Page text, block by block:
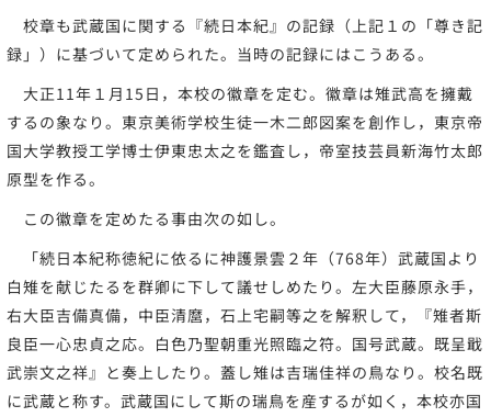
校章も武蔵国に関する『続日本紀』の記録（上記１の「尊き記
録」）に基づいて定められた。当時の記録にはこうある。
大正11年１月15日，本校の徽章を定む。徽章は雉武高を擁戴
するの象なり。東京美術学校生徒一木二郎図案を創作し，東京帝
国大学教授工学博士伊東忠太之を鑑査し，帝室技芸員新海竹太郎
原型を作る。
この徽章を定めたる事由次の如し。
「続日本紀称徳紀に依るに神護景雲２年（768年）武蔵国より
白雉を献じたるを群卿に下して議せしめたり。左大臣藤原永手，
右大臣吉備真備，中臣清麿，石上宅嗣等之を解釈して，『雉者斯
良臣一心忠貞之応。白色乃聖朝重光照臨之符。国号武蔵。既呈戢
武崇文之祥』と奏上したり。蓋し雉は吉瑞佳祥の鳥なり。校名既
に武蔵と称す。武蔵国にして斯の瑞鳥を産するが如く，本校亦国